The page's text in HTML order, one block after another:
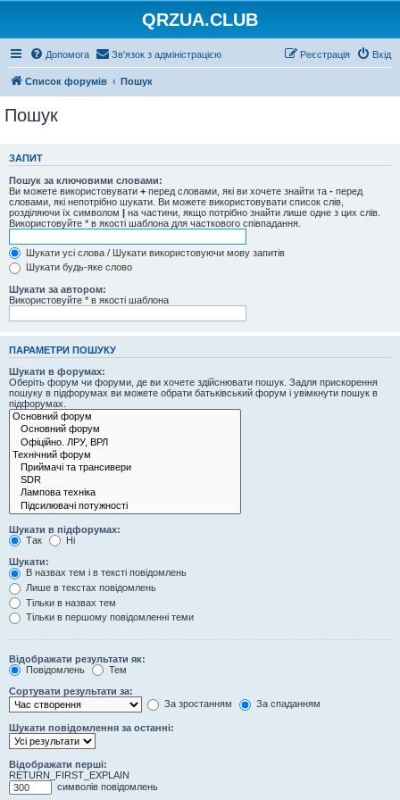
QRZUA.CLUB
Допомога Зв'язок з адміністрацією Вхід
Реєстрація
Список форумів Пошук
Пошук
ЗАПИТ
Пошук за ключовими словами:
Ви можете використовувати + перед словами, які ви хочете знайти та - перед
словами, які непотрібно шукати. Ви можете використовувати список слів,
розділяючи їх символом | на частини, якщо потрібно знайти лише одне з цих слів.
Використовуйте * в якості шаблона для часткового співпадання.
Шукати усі слова / Шукати використовуючи мову запитів
Шукати будь-яке слово
Шукати за автором:
Використовуйте * в якості шаблона
ПАРАМЕТРИ ПОШУКУ
Шукати в форумах:
Оберіть форум чи форуми, де ви хочете здійснювати пошук. Задля прискорення
пошуку в підфорумах ви можете обрати батьківський форум і увімкнути пошук в
підфорумах.
Шукати в підфорумах:
Так
Ні
Шукати:
В назвах тем і в тексті повідомлень
Лише в текстах повідомлень
Тільки в назвах тем
Тільки в першому повідомленні теми
Відображати результати як:
Повідомлень
Тем
Сортувати результати за:
За зростанням
За спаданням
Шукати повідомлення за останні:
Відображати перші:
RETURN_FIRST_EXPLAIN
символів повідомлень